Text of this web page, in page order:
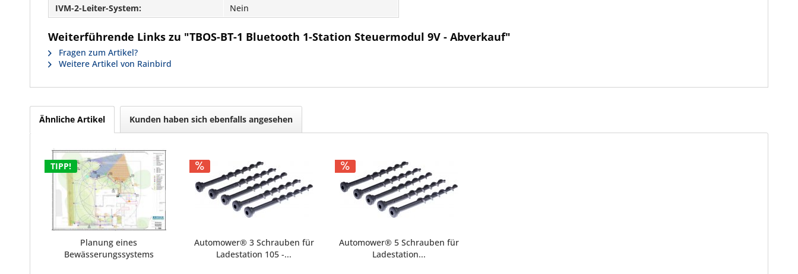
IVM-2-Leiter-System:
Nein
Weiterführende Links zu "TBOS-BT-1 Bluetooth 1-Station Steuermodul 9V - Abverkauf"
Fragen zum Artikel?
Weitere Artikel von Rainbird
Ähnliche Artikel Kunden haben sich ebenfalls angesehen
TIPP!
Planung eines
Bewässerungssystems
Automower® 3 Schrauben für
Ladestation 105 -...
Automower® 5 Schrauben für
Ladestation...